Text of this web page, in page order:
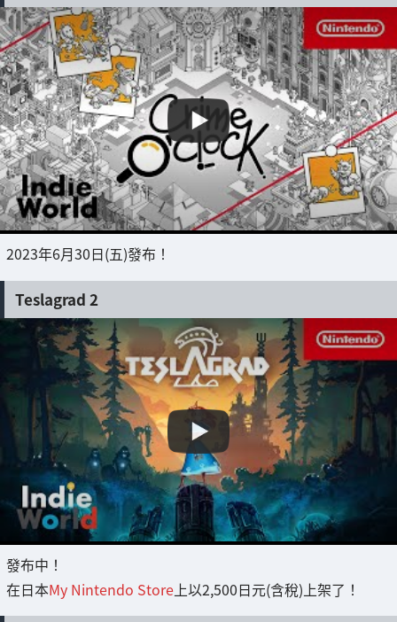
2023年6月30日(五)發布！
Teslagrad 2
發布中！
在日本My Nintendo Store 上以2,500日元(含稅)上架了！